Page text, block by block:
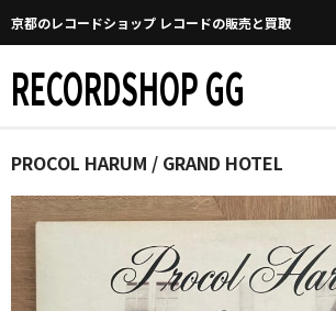
京都のレコードショップ レコードの販売と買取
RECORDSHOP GG
Home
マイページ
買取について
PROCOL HARUM / GRAND HOTEL